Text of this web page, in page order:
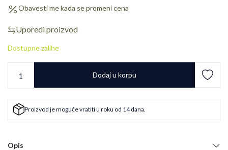
Obavesti me kada se promeni cena
Uporedi proizvod
Dostupne zalihe
Dodaj u korpu
Proizvod je moguće vratiti u roku od 14 dana.
Opis